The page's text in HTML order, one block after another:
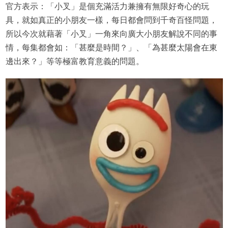
官方表示：「小叉」是個充滿活力兼擁有無限好奇心的玩
具，就如真正的小朋友一樣，每日都會問到千奇百怪問題，
所以今次就藉著「小叉」一角來向廣大小朋友解說不同的事
情，每集都會如：「甚麼是時間？」、「為甚麼太陽會在東
邊出來？」等等極富教育意義的問題。